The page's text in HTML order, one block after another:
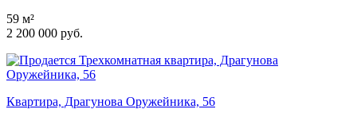
59 м²
2 200 000 руб.
Квартира, Драгунова Оружейника, 56